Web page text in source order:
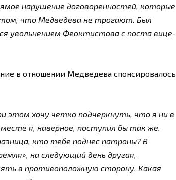
нарушение договоренностей, которые
что Медведева не трогают. Был
увольнением Феоктистова с поста вице-
в отношении Медведева спонсировалось
этом хочу четко подчеркнуть, что я ни в
я, наверное, поступил бы так же.
кто тебе поднес патроны? В
на следующий день другая,
в противоположную сторону. Какая